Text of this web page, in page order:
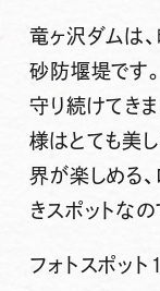
竜ヶ沢ダムは
砂防堰堤です
守り続けてき
様はとても美
界が楽しめる
きスポットなの
フォトスポッ